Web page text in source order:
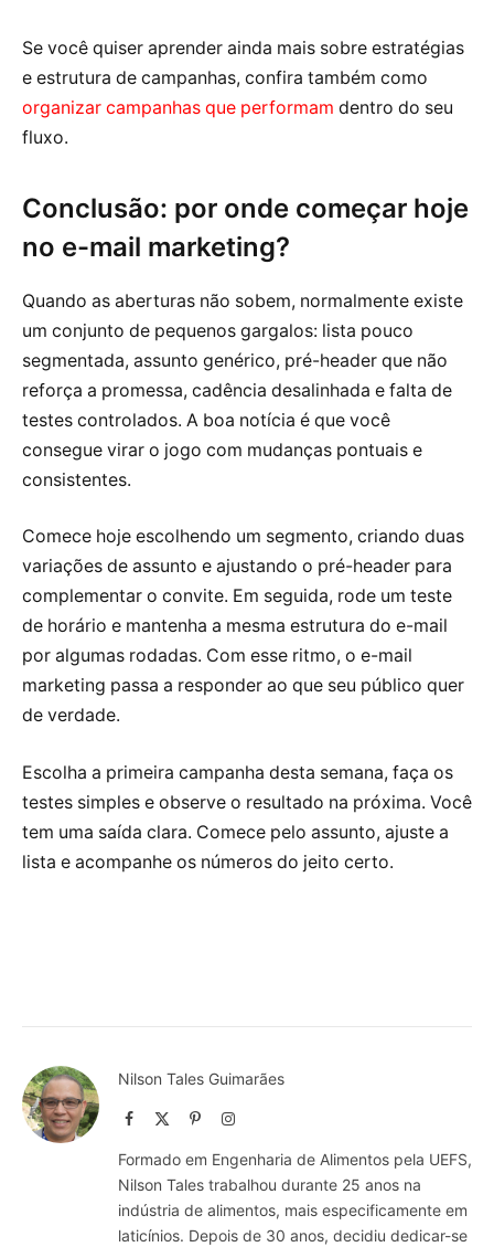
Se você quiser aprender ainda mais sobre estratégias
e estrutura de campanhas, confira também como
organizar campanhas que performam dentro do seu
fluxo.
Conclusão: por onde começar hoje
no e-mail marketing?
Quando as aberturas não sobem, normalmente existe
um conjunto de pequenos gargalos: lista pouco
segmentada, assunto genérico, pré-header que não
reforça a promessa, cadência desalinhada e falta de
testes controlados. A boa notícia é que você
consegue virar o jogo com mudanças pontuais e
consistentes.
Comece hoje escolhendo um segmento, criando duas
variações de assunto e ajustando o pré-header para
complementar o convite. Em seguida, rode um teste
de horário e mantenha a mesma estrutura do e-mail
por algumas rodadas. Com esse ritmo, o e-mail
marketing passa a responder ao que seu público quer
de verdade.
Escolha a primeira campanha desta semana, faça os
testes simples e observe o resultado na próxima. Você
tem uma saída clara. Comece pelo assunto, ajuste a
lista e acompanhe os números do jeito certo.
Nilson Tales Guimarães
Facebook PinterestInstagram
Formado em Engenharia de Alimentos pela UEFS,
Nilson Tales trabalhou durante 25 anos na
indústria de alimentos, mais especificamente em
laticínios. Depois de 30 anos, decidiu dedicar-se